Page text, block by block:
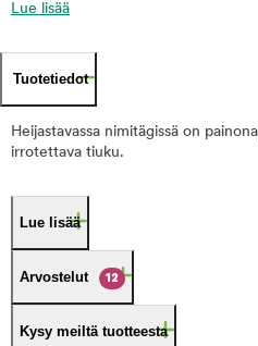
Lue lisää
Tuotetiedot
Heijastavassa nimitägissä on
irrotettava tiuku.
Lue lisää
Arvostelut 12
Kysy meiltä tuotteesta